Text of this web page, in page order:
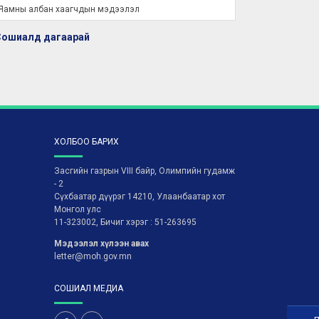
албан хаагчдын мэдээлэл
дагаарай
ХОЛБОО БАРИХ
Засгийн газрын VIII байр, Олимпийн гудамж
- 2
Сүхбаатар дүүрэг 14210, Улаанбаатар хот
Монгол улс
11-323002, Бичиг хэрэг : 51-263695
Мэдээлэл хүлээн авах
letter@moh.gov.mn
СОШИАЛ МЕДИА